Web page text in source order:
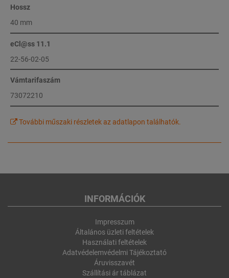
Hossz
40 mm
eCl@ss 11.1
22-56-02-05
Vámtarifaszám
73072210
További műszaki részletek az adatlapon találhatók.
INFORMÁCIÓK
Impresszum
Általános üzleti feltételek
Használati feltételek
Adatvédelemvédelmi Tájékoztató
Áruvisszavét
Szállítási ár táblázat